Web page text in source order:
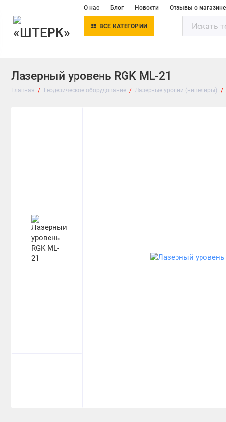
О нас Блог Новости Отзывы о магазине
ВСЕ КАТЕГОРИИ
Лазерный уровень RGK ML-21
Главная Геодезическое оборудование Лазерные уровни (нивелиры)